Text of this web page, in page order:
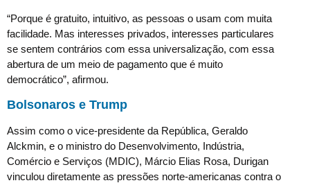
“Porque é gratuito, intuitivo, as pessoas o usam com muita
facilidade. Mas interesses privados, interesses particulares
se sentem contrários com essa universalização, com essa
abertura de um meio de pagamento que é muito
democrático”, afirmou.
Bolsonaros e Trump
Assim como o vice-presidente da República, Geraldo
Alckmin, e o ministro do Desenvolvimento, Indústria,
Comércio e Serviços (MDIC), Márcio Elias Rosa, Durigan
vinculou diretamente as pressões norte-americanas contra o